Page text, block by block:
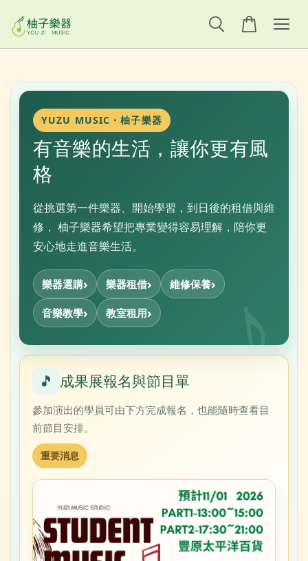
YUZU MUSIC・柚子樂器
有音樂的生活，讓你更有風
格
從挑選第一件樂器、開始學習，到日後的租借與維
修， 柚子樂器希望把專業變得容易理解，陪你更
安心地走進音樂生活。
樂器選購 樂器租借 維修保養
音樂教學 教室租用
🎵 成果展報名與節目單
參加演出的學員可由下方完成報名，也能隨時查看目
前節目安排。
重要消息